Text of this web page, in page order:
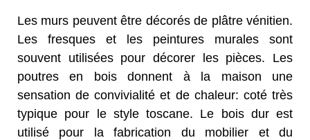
Les murs peuvent être décorés de plâtre vénitien.
Les fresques et les peintures murales sont
souvent utilisées pour décorer les pièces. Les
poutres en bois donnent à la maison une
sensation de convivialité et de chaleur: coté très
typique pour le style toscane. Le bois dur est
utilisé pour la fabrication du mobilier et du